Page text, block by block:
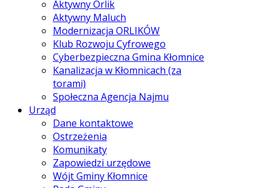
Aktywny Orlik
Aktywny Maluch
Modernizacja ORLIKÓW
Klub Rozwoju Cyfrowego
Cyberbezpieczna Gmina Kłomnice
Kanalizacja w Kłomnicach (za
torami)
Społeczna Agencja Najmu
Urząd
Dane kontaktowe
Ostrzeżenia
Komunikaty
Zapowiedzi urzędowe
Wójt Gminy Kłomnice